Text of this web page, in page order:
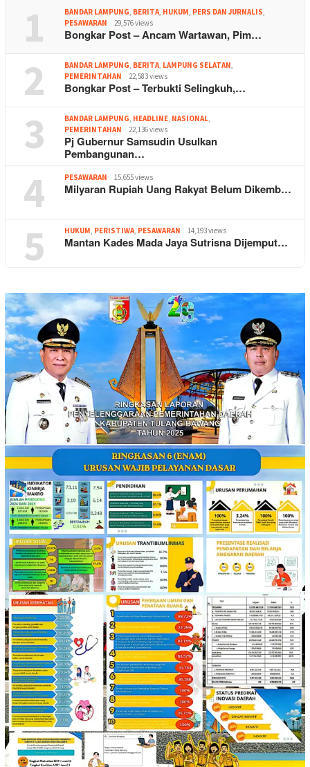
1 BANDAR LAMPUNG, BERITA, HUKUM, PERS DAN JURNALIS,
PESAWARAN
29,576 views
Bongkar Post – Ancam Wartawan, Pim…
2 BANDAR LAMPUNG, BERITA, LAMPUNG SELATAN,
PEMERINTAHAN
22,583 views
Bongkar Post – Terbukti Selingkuh,…
3 BANDAR LAMPUNG, HEADLINE, NASIONAL,
PEMERINTAHAN
22,136 views
Pj Gubernur Samsudin Usulkan
Pembangunan…
4 PESAWARAN 15,655 views
Milyaran Rupiah Uang Rakyat Belum Dikemb…
5 HUKUM, PERISTIWA, PESAWARAN 14,193 views
Mantan Kades Mada Jaya Sutrisna Dijemput…